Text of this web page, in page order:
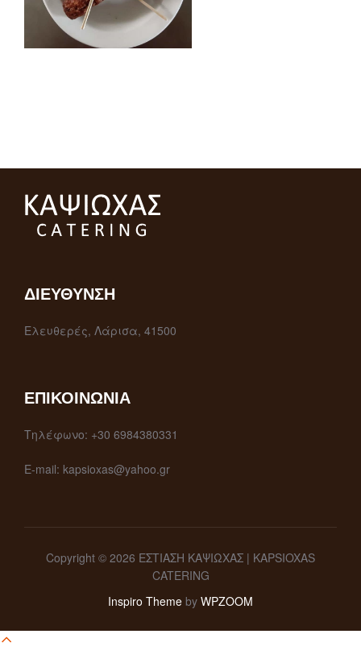
ΔΙΕΎΘΥΝΣΗ
Ελευθερές, Λάρισα, 41500
ΕΠΙΚΟΙΝΩΝΊΑ
Τηλέφωνο: +30 6984380331
E-mail: kapsioxas@yahoo.gr
Copyright © 2026 ΕΣΤΙΑΣΗ ΚΑΨΙΩΧΑΣ | KAPSIOXAS
CATERING
Inspiro Theme by WPZOOM